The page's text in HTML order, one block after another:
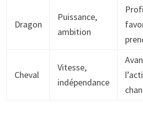
Dragon
Puissance,
ambition
Cheval
Vitesse,
indépendance